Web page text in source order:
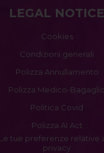
LEGAL NOTICE
Cookies
Condizioni generali
Polizza Annullamento
Polizza Medico-Bagaglio
Politica Covid
Polizza AI Act
Le tue preferenze relative
privacy